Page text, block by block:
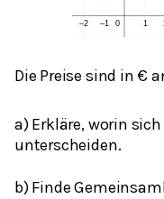
Die Preise sind in €
a) Erkläre, worin
unterscheiden.
b) Finde